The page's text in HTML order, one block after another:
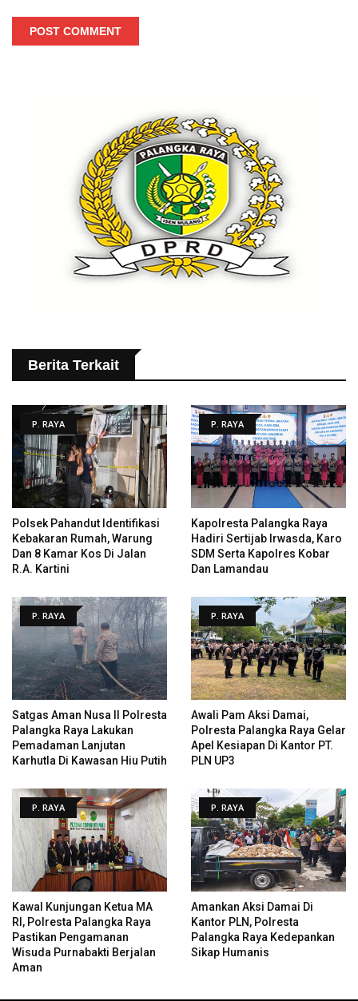
POST COMMENT
Berita Terkait
P. RAYA
Polsek Pahandut Identifikasi
Kebakaran Rumah, Warung
Dan 8 Kamar Kos Di Jalan
R.A. Kartini
P. RAYA
Kapolresta Palangka Raya
Hadiri Sertijab Irwasda, Karo
SDM Serta Kapolres Kobar
Dan Lamandau
P. RAYA
Satgas Aman Nusa II Polresta
Palangka Raya Lakukan
Pemadaman Lanjutan
Karhutla Di Kawasan Hiu Putih
P. RAYA
Awali Pam Aksi Damai,
Polresta Palangka Raya Gelar
Apel Kesiapan Di Kantor PT.
PLN UP3
P. RAYA
Kawal Kunjungan Ketua MA
RI, Polresta Palangka Raya
Pastikan Pengamanan
Wisuda Purnabakti Berjalan
Aman
P. RAYA
Amankan Aksi Damai Di
Kantor PLN, Polresta
Palangka Raya Kedepankan
Sikap Humanis